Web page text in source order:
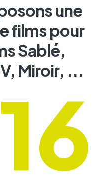
une
films pour
Sablé,
Miroir, ...
16